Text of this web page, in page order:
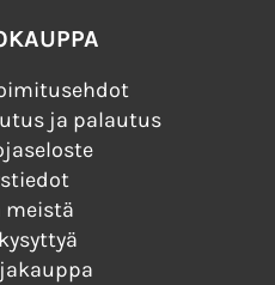
ja palautus
meistä